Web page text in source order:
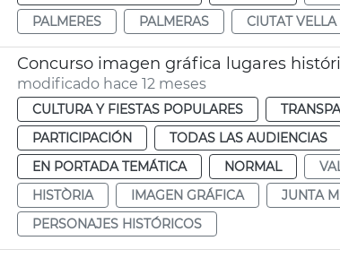
PALMERES
PALMERAS CIUTAT VELLA
Concurso imagen gráfica lugares
modificado hace 12 meses
CULTURA Y FIESTAS POPULARES
PARTICIPACIÓN
TODAS LAS AUDIENCIAS
EN PORTADA TEMÁTICA
NORMAL
HISTÒRIA
IMAGEN GRÁFICA JUNTA
PERSONAJES HISTÓRICOS